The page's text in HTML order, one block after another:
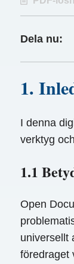
Dela nu:
1.
I denna
verktyg
1.1
Open
universellt
föredraget